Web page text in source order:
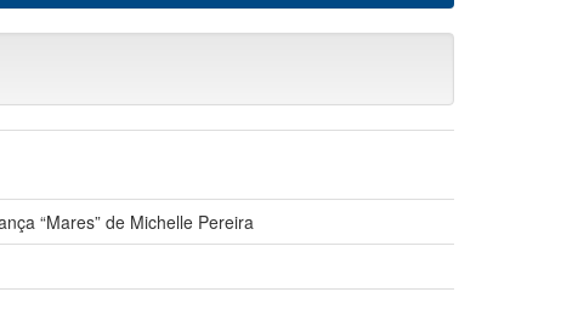
“Mares” de Michelle Pereira